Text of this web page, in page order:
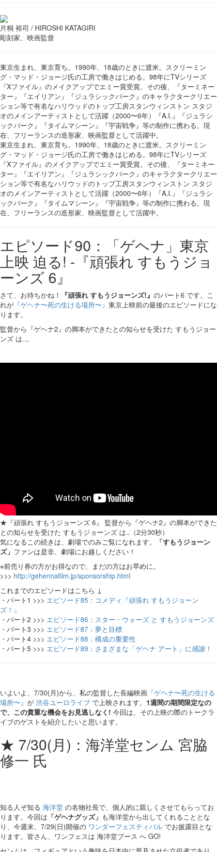
片桐 裕司 / HIROSHI KATAGIRI
彫刻家、映画監督
東京生まれ、東京育ち。1990年、18歳のときに渡米。スクリーミン
グ・マッド・ジョージ氏の工房で働きはじめる。98年にTVシリーズ
『Xファイル』のメイクアップでエミー賞受賞。その後、『ターミネー
ター』『エイリアン』『ジュラシックパーク』のキャラクタークリエー
ション等で有名なハリウッドのトップ工房スタンウィンストン スタジ
オのメインアーティストとして活躍（2000〜6年）『A.I.』『ジュラシ
ックパーク』『タイムマシーン』『宇宙戦争』等の制作に携わる。現
在、フリーランスの造形家、映画監督として活躍中。
東京生まれ、東京育ち。1990年、18歳のときに渡米。スクリーミン
グ・マッド・ジョージ氏の工房で働きはじめる。98年にTVシリーズ
『Xファイル』のメイクアップでエミー賞受賞。その後、『ターミネー
ター』『エイリアン』『ジュラシックパーク』のキャラクタークリエー
ション等で有名なハリウッドのトップ工房スタンウィンストン スタジ
オのメインアーティストとして活躍（2000〜6年）『A.I.』『ジュラシ
ックパーク』『タイムマシーン』『宇宙戦争』等の制作に携わる。現
在、フリーランスの造形家、映画監督として活躍中。
エピソード90：「ゲヘナ」東京
上映 迫る! -『頑張れ すもうジョ
ーンズ 6』
さて、お待ちかね！ 『頑張れ すもうジョーンズ!』 のパート6 です。こ
れが 『ゲヘナ〜死の生ける場所〜』 東京上映前の最後のエピソードにな
ります。
監督から『ゲヘナ2』の脚本ができたとの知らせを受けた すもうジョー
ンズ は..。
★『頑張れ すもうジョーンズ 6』 監督から『ゲヘナ2』の脚本ができた
との知らせを受けた すもうジョーンズ は..（2分30秒）
気になるこの続きは、劇場でのみご覧になれます。
「すもうジョーン
ズ」 ファンは是非、劇場にお越しください！
※前売り券の方がお得なので、まだの方はお早めに。
>>> http://gehennafilm.jp/sponsorship.html
これまでのエピソードはこちら ↓
・パート1 >>> エピソード85：コメディ『頑張れ すもうジョーン
ズ！』
・パート2 >>> エピソード86：スター・ウォーズ と すもうジョーンズ
・パート3 >>> エピソード87：夢と目標
・パート4 >>> エピソード88：構成の重要性
・パート5 >>> エピソード89：さまざまな「ゲヘナ アート」に感謝！
いよいよ、7/30(月)から、私の監督した長編映画 『ゲヘナ〜死の生ける
場所〜』 が 渋谷ユーロライブ で上映されます。 1週間の期間限定なの
で、この貴重な機会をお見逃しなく! 今回は、その上映の際のトークラ
イブのゲストを紹介したいと思います。
★ 7/30(月)：海洋堂センム 宮脇
修一 氏
知る人ぞ知る 海洋堂 の名物社長で、個人的に親しくさせてもらってお
ります。今回は 「ゲヘナグッズ」 も海洋堂から出してくれることとな
り、今週末、7/29(日)開催の ワンダーフェスティバル でお披露目とな
ります。皆さん、ワンフェスは 海洋堂ブース へ GO!